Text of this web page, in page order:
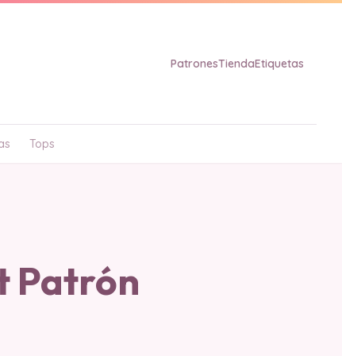
PatronesTiendaEtiquetas
Tops
Patrón